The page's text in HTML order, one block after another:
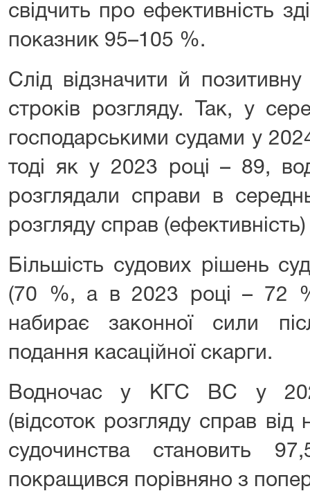
свідчить про ефективність
показник 95–105 %.
Слід відзначити й
строків розгляду. Так, у
господарськими судами у
тоді як у 2023 році – 89,
розглядали справи в
розгляду справ
Більшість судових рішень
(70 %, а в 2023 році – 72
набирає законної сили
подання касаційної скарги.
Водночас у КГС ВС у
(відсоток розгляду справ від
судочинства становить
покращився порівняно з